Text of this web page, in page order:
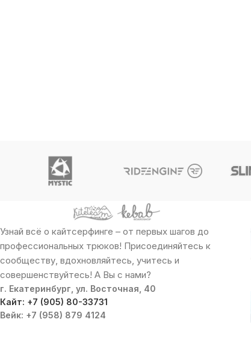
Узнай всё о кайтсерфинге – от первых шагов до
профессиональных трюков! Присоединяйтесь к
сообществу, вдохновляйтесь, учитесь и
совершенствуйтесь! А Вы с нами?
г. Екатеринбург, ул. Восточная, 40
Кайт: +7 (905) 80-33731
Вейк: +7 (958) 879 4124